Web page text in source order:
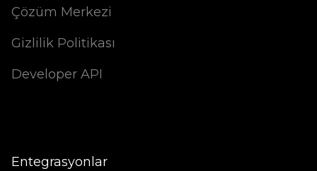
Çözüm Merkezi
Gizlilik Politikası
Developer API
Entegrasyonlar